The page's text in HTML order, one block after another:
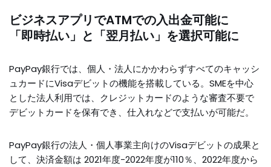
ビジネスアプリでATMでの入出金可能に
「即時払い」と「翌月払い」を選択可能に
PayPay銀行では、個人・法人にかかわらずすべてのキャッシ
ュカードにVisaデビットの機能を搭載している。SMEを中心
とした法人利用では、クレジットカードのような審査不要で
デビットカードを保有でき、仕入れなどで支払いが可能だ。
PayPay銀行の法人・個人事業主向けのVisaデビットの成果と
して、決済金額は 2021年度-2022年度が110％、2022年度から